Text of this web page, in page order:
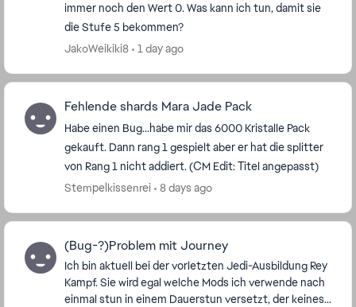
immer noch den Wert 0. Was kann ich tun, damit sie
die Stufe 5 bekommen?
JakoWeikiki8
1 day ago
Fehlende shards Mara Jade Pack
Habe einen Bug...habe mir das 6000 Kristalle Pack
gekauft. Dann rang 1 gespielt aber er hat die splitter
von Rang 1 nicht addiert. (CM Edit: Titel angepasst)
Stempelkissenrei
8 days ago
(Bug-?)Problem mit Journey
Ich bin aktuell bei der vorletzten Jedi-Ausbildung Rey
Kampf. Sie wird egal welche Mods ich verwende nach
einmal stun in einem Dauerstun versetzt, der keines